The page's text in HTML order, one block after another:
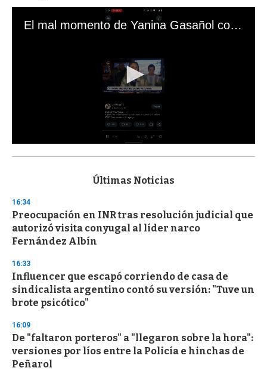
El mal momento de Yanina Gasañol con un hincha argentino en "Subrayado"
s
d
s
o
f
3
s
e
c
o
n
Últimas Noticias
16:34
Preocupación en INR tras resolución judicial que
autorizó visita conyugal al líder narco
Fernández Albín
16:33
Influencer que escapó corriendo de casa de
sindicalista argentino contó su versión: "Tuve un
brote psicótico"
16:09
De "faltaron porteros" a "llegaron sobre la hora":
versiones por líos entre la Policía e hinchas de
Peñarol